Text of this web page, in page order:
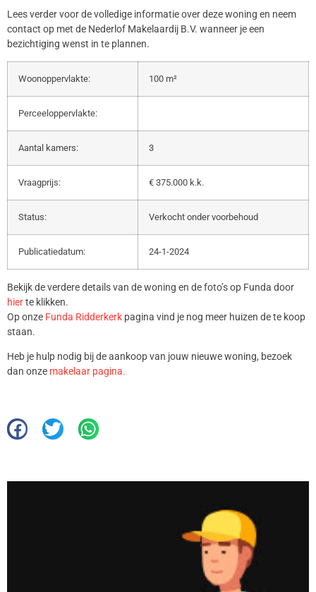
Lees verder voor de volledige informatie over deze woning en neem
contact op met de Nederlof Makelaardij B.V. wanneer je een
bezichtiging wenst in te plannen.
Woonoppervlakte: 100 m²
Perceeloppervlakte:
Aantal kamers: 3
Vraagprijs: € 375.000 k.k.
Status: Verkocht onder voorbehoud
Publicatiedatum: 24-1-2024
Bekijk de verdere details van de woning en de foto’s op Funda door
hierte klikken.
Op onze Funda Ridderkerk pagina vind je nog meer huizen de te koop
staan.
Heb je hulp nodig bij de aankoop van jouw nieuwe woning, bezoek
dan onze makelaar pagina.